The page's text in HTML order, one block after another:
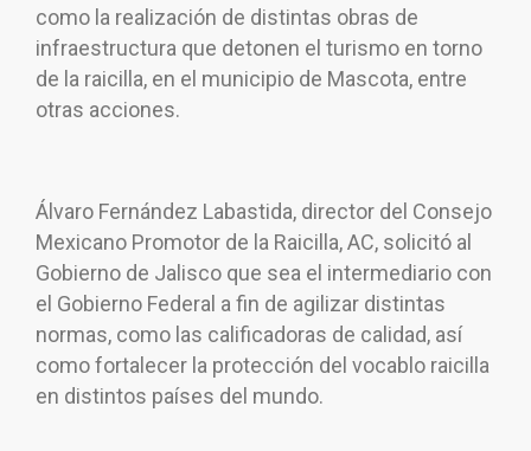
como la realización de distintas obras de
infraestructura que detonen el turismo en torno
de la raicilla, en el municipio de Mascota, entre
otras acciones.
Álvaro Fernández Labastida, director del Consejo
Mexicano Promotor de la Raicilla, AC, solicitó al
Gobierno de Jalisco que sea el intermediario con
el Gobierno Federal a fin de agilizar distintas
normas, como las calificadoras de calidad, así
como fortalecer la protección del vocablo raicilla
en distintos países del mundo.